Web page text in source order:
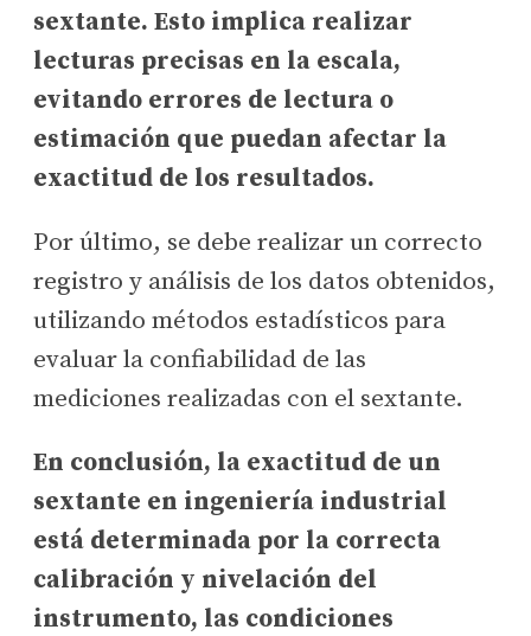
sextante. Esto implica realizar
lecturas precisas en la escala,
evitando errores de lectura o
estimación que puedan afectar la
exactitud de los resultados.
Por último, se debe realizar un correcto
registro y análisis de los datos obtenidos,
utilizando métodos estadísticos para
evaluar la confiabilidad de las
mediciones realizadas con el sextante.
En conclusión, la exactitud de un
sextante en ingeniería industrial
está determinada por la correcta
calibración y nivelación del
instrumento, las condiciones